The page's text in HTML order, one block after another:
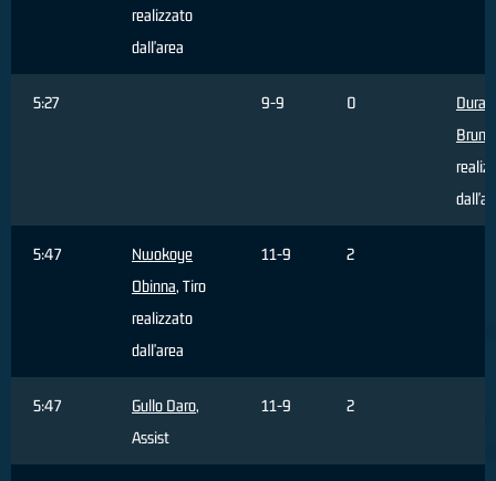
realizzato
dall'area
5:27 9-9 0
Bruno
5:47
Nwokoye
Obinna, Tiro
realizzato
dall'area
11-9 2
5:47 Gullo Daro,
Assist
11-9 2